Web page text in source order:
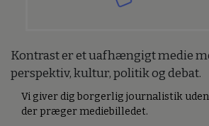
Kontrast er et uafhængigt medie
perspektiv, kultur, politik og debat.
Vi giver dig borgerlig journalistik
der præger mediebilledet.